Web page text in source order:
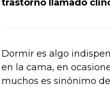
trastorno llamado
Dormir es algo
en la cama, en
muchos es sinónimo